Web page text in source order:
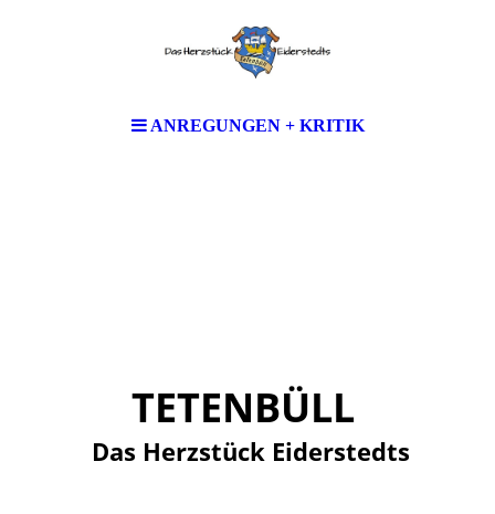
ANREGUNGEN + KRITIK
TETENBÜLL
Das Herzstück Eiderstedts